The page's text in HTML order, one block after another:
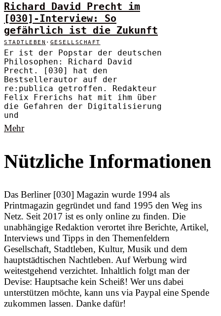
Richard David Precht im
[030]-Interview: So
gefährlich ist die Zukunft
STADTLEBEN · GESELLSCHAFT
Er ist der Popstar der deutschen
Philosophen: Richard David
Precht. [030] hat den
Bestsellerautor auf der
re:publica getroffen. Redakteur
Felix Frerichs hat mit ihm über
die Gefahren der Digitalisierung
und
Mehr
Nützliche Informationen
Das Berliner [030] Magazin wurde 1994 als
Printmagazin gegründet und fand 1995 den Weg ins
Netz. Seit 2017 ist es only online zu finden. Die
unabhängige Redaktion verortet ihre Berichte, Artikel,
Interviews und Tipps in den Themenfeldern
Gesellschaft, Stadtleben, Kultur, Musik und dem
hauptstädtischen Nachtleben. Auf Werbung wird
weitestgehend verzichtet. Inhaltlich folgt man der
Devise: Hauptsache kein Scheiß! Wer uns dabei
unterstützen möchte, kann uns via Paypal eine Spende
zukommen lassen. Danke dafür!